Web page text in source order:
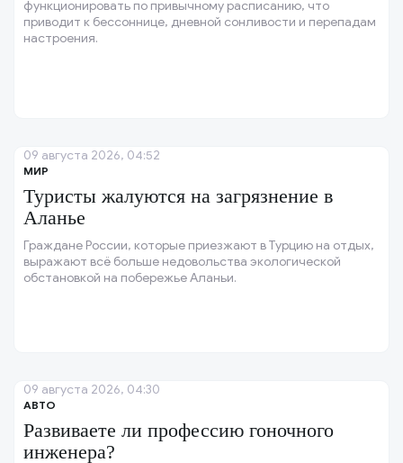
функционировать по привычному расписанию, что
приводит к бессоннице, дневной сонливости и перепадам
настроения.
МИР
Туристы жалуются на загрязнение в
Аланье
Граждане России, которые приезжают в Турцию на отдых,
выражают всё больше недовольства экологической
обстановкой на побережье Аланьи.
09 августа 2026, 04:52
АВТО
Развиваете ли профессию гоночного
инженера?
09 августа 2026, 04:30